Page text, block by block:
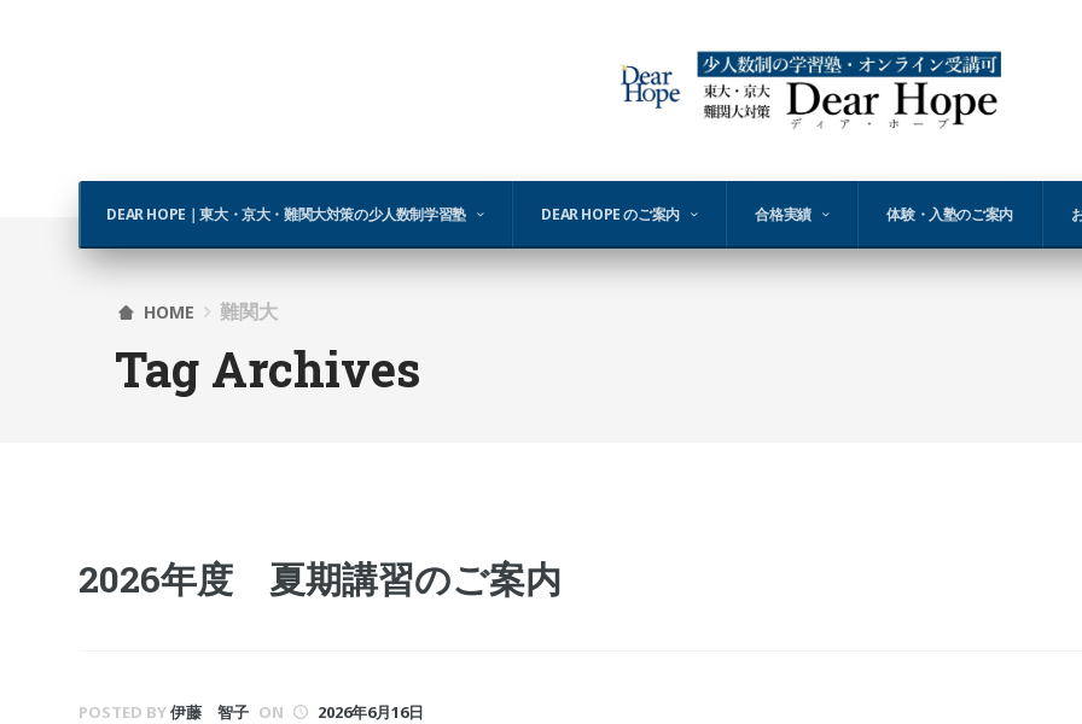
DEAR HOPE｜東大・京大・難関大対策の少人数制学習塾 DEAR HOPE のご案内 合格実績 体験・入塾のご案内
HOME 難関大
Tag Archives
2026年度 夏期講習のご案内
POSTED BY伊藤 智子 ON 2026年6月16日